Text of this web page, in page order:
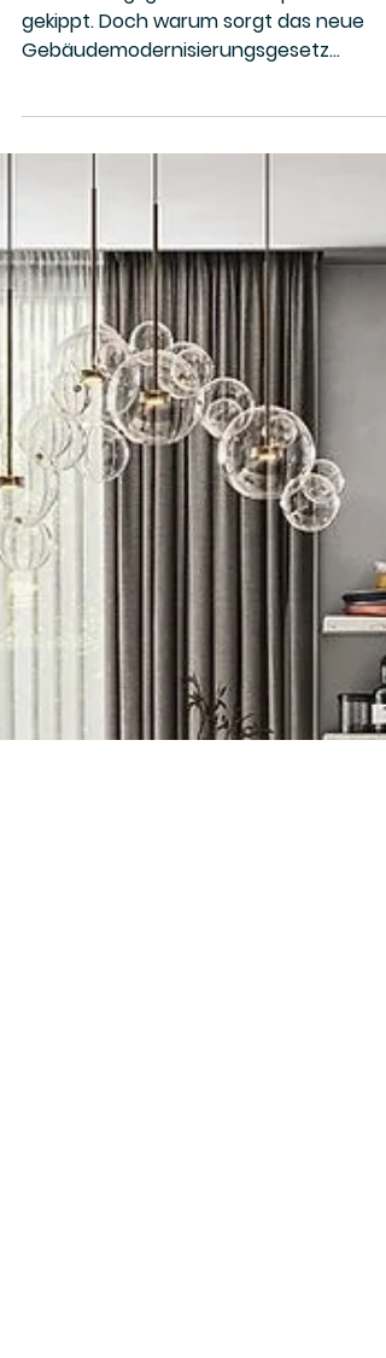
Heizungsgesetz
gekippt: Warum die
Kritik am neuen
Gebäudemodernisier
ungsgesetz trotzdem
nicht verstummt
Das Heizungsgesetz der Ampel wurde
gekippt. Doch warum sorgt das neue
Gebäudemodernisierungsgesetz
(GModG) weiterhin für so viel Kritik?
Erfahre, wie sich das Gesetz entwickelt
hat, welche Änderungen beschlossen
wurden und weshalb Umweltverbände,
Bundesländer, Kommunen und
Experten die Reform kritisch sehen.